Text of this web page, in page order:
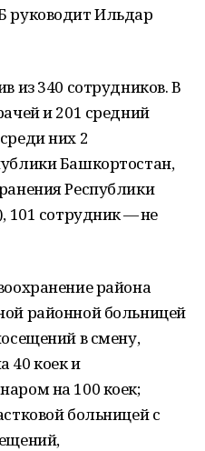
руководит Ильдар
из 340 сотрудников. В
и 201 средний
них 2
Башкортостан,
Республики
101 сотрудник — не
района
районной больницей
в смену,
40 коек и
на 100 коек;
больницей с